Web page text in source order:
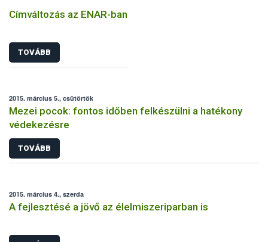
Címváltozás az ENAR-ban
TOVÁBB
2015. március 5., csütörtök
Mezei pocok: fontos időben felkészülni a hatékony
védekezésre
TOVÁBB
2015. március 4., szerda
A fejlesztésé a jövő az élelmiszeriparban is